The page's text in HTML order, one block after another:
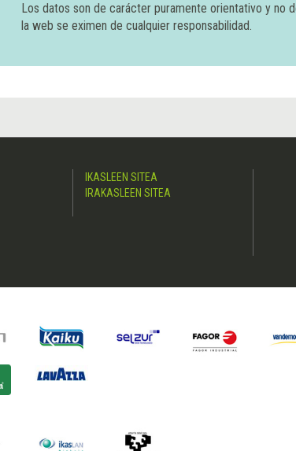
Los datos son de carácter puramente orientativo y no
la web se eximen de cualquier responsabilidad.
IKASLEEN SITEA
IRAKASLEEN SITEA